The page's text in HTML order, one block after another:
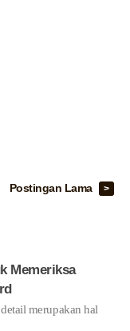
Postingan Lama
Memeriksa
merupakan hal